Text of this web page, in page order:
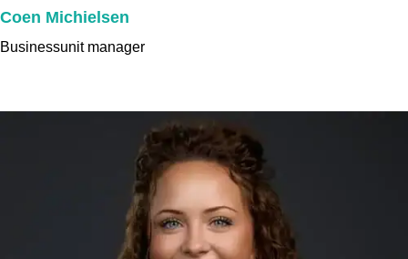
Coen Michielsen
Businessunit manager